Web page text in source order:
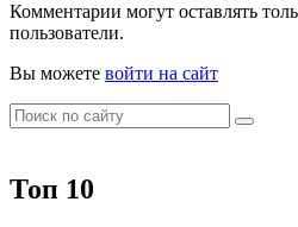
Комментарии могут оставлять
пользователи.
Вы можете войти на сайт
Топ 10